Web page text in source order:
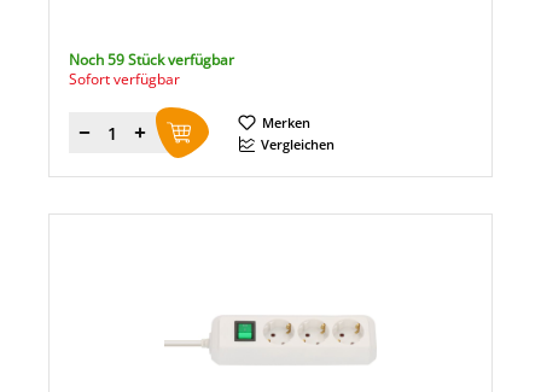
Noch 59 Stück verfügbar
Sofort verfügbar
Menge
Merken
Vergleichen